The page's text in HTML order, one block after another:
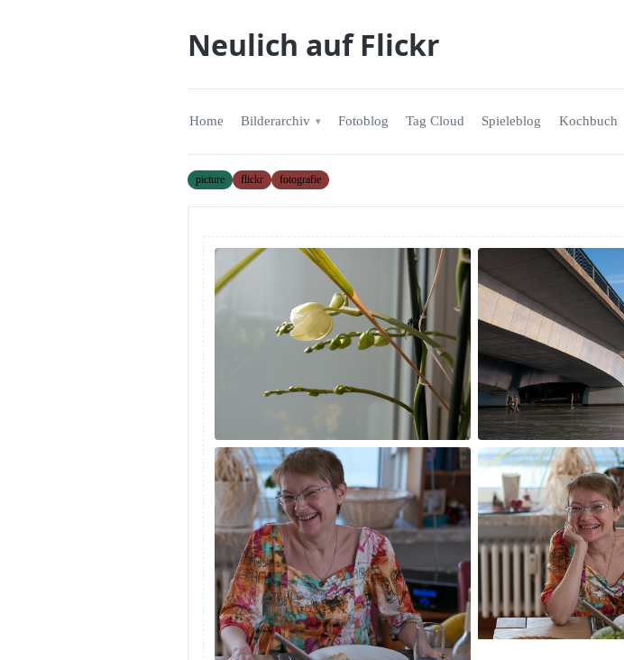
Neulich auf Flickr
Home Bilderarchiv Fotoblog Tag Cloud Spieleblog Kochbuch
picture flickr fotografie